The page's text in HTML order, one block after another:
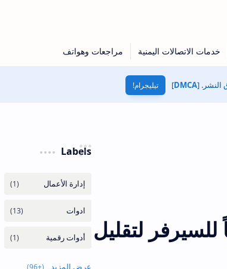
النشر. [DMCA
] تيليجرام!
للسيرفر لتقليل
Labels
عرض المزيد